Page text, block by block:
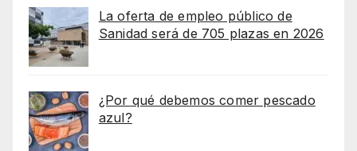
La oferta de empleo público de
Sanidad será de 705 plazas en 2026
¿Por qué debemos comer pescado
azul?